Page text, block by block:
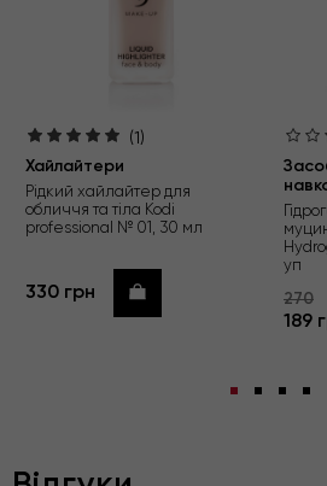
(1)
Хайлайтери
Рідкий хайлайтер для
обличчя та тіла Kodi
professional № 01, 30 мл
330 грн Купити
уп
270
189